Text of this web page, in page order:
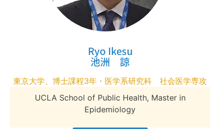
Ryo Ikesu
池洲 諒
東京大学、博士課程3年・医学系研究科 社会医学専攻
UCLA School of Public Health, Master in
Epidemiology